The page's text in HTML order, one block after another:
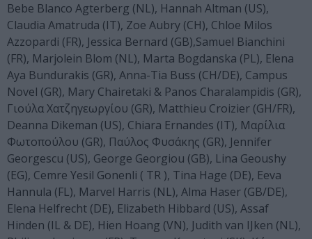
Bebe Blanco Agterberg (NL), Hannah Altman (US),
Claudia Amatruda (IT), Zoe Aubry (CH), Chloe Milos
Azzopardi (FR), Jessica Bernard (GB),Samuel Bianchini
(FR), Marjolein Blom (NL), Marta Bogdanska (PL), Elena
Aya Bundurakis (GR), Anna-Tia Buss (CH/DE), Campus
Novel (GR), Mary Chairetaki & Panos Charalampidis (GR),
Γιούλα Χατζηγεωργίου (GR), Matthieu Croizier (GH/FR),
Deanna Dikeman (US), Chiara Ernandes (IT), Μαρίλια
Φωτοπούλου (GR), Παύλος Φυσάκης (GR), Jennifer
Georgescu (US), George Georgiou (GB), Lina Geoushy
(EG), Cemre Yesil Gonenli ( TR ), Tina Hage (DE), Eeva
Hannula (FL), Marvel Harris (NL), Alma Haser (GB/DE),
Elena Helfrecht (DE), Elizabeth Hibbard (US), Assaf
Hinden (IL & DE), Hien Hoang (VN), Judith van IJken (NL),